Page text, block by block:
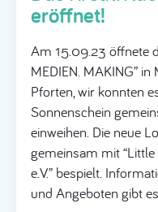
eröffnet!
Am 15.09.23 öffnete
MEDIEN. MAKING”
Pforten, wir konnten
Sonnenschein
einweihen. Die neue
gemeinsam mit
e.V.” bespielt.
und Angeboten gibt